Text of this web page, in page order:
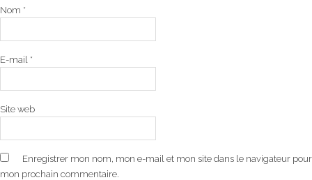
Nom *
E-mail *
Site web
Enregistrer mon nom, mon e-mail et mon site dans le navigateur pour
mon prochain commentaire.